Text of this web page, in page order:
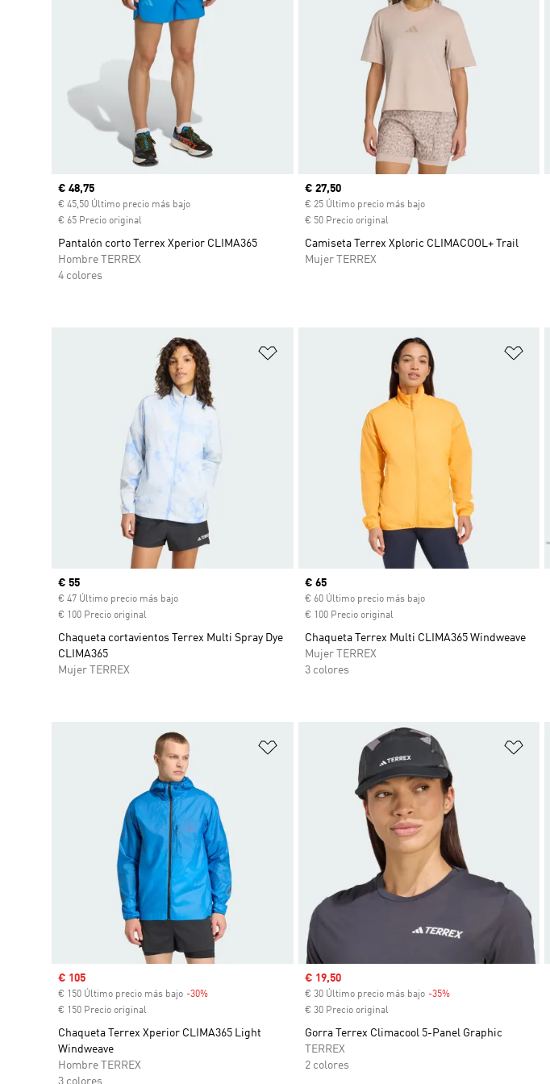
Precio actual
€ 48,75
€ 45,50 Último precio más bajo
€ 65 Precio original
Pantalón corto Terrex Xperior CLIMA365
Hombre TERREX
4 colores
Precio actual
€ 27,50
€ 25 Último precio más bajo
€ 50 Precio original
Camiseta Terrex Xploric CLIMACOOL+ Trail
Mujer TERREX
Añadir a la lista de deseos
Precio actual
€ 55
€ 47 Último precio más bajo
€ 100 Precio original
Chaqueta cortavientos Terrex Multi Spray Dye
CLIMA365
Mujer TERREX
Precio actual
€ 65
€ 60 Último precio más bajo
€ 100 Precio original
Chaqueta Terrex Multi CLIMA365 Windweave
Mujer TERREX
3 colores
Añadir a la lista de deseos
Precio de venta
€ 105
€ 150 Último precio más bajo -30%
€ 150 Precio original
Chaqueta Terrex Xperior CLIMA365 Light
Windweave
Hombre TERREX
3 colores
Precio de venta
€ 19,50
€ 30 Último precio más bajo -35%Descuento
€ 30 Precio original
Gorra Terrex Climacool 5-Panel Graphic
TERREX
2 colores